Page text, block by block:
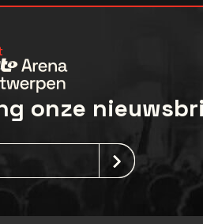
onze